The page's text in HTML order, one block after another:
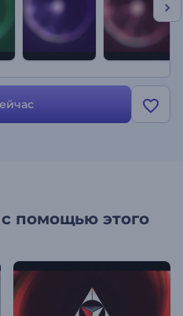
помощью этого